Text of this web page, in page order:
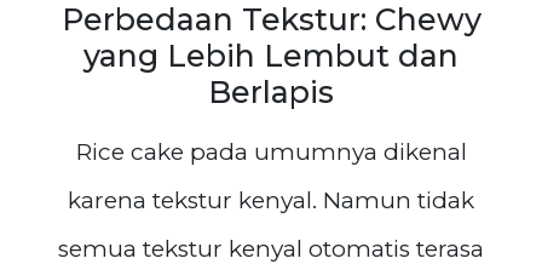
Perbedaan Tekstur: Chewy
yang Lebih Lembut dan
Berlapis
Rice cake pada umumnya dikenal
karena tekstur kenyal. Namun tidak
semua tekstur kenyal otomatis terasa